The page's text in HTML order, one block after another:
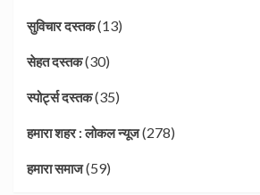
सुविचार दस्तक(13)
सेहत दस्तक(30)
स्पोर्ट्स दस्तक(35)
हमारा शहर : लोकल न्यूज(278)
हमारा समाज(59)